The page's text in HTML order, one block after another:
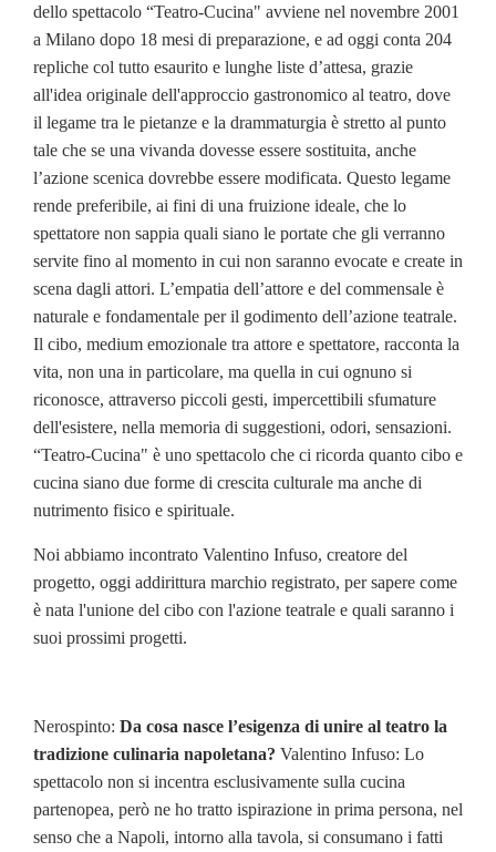
dello spettacolo “Teatro-Cucina" avviene nel novembre 2001
a Milano dopo 18 mesi di preparazione, e ad oggi conta 204
repliche col tutto esaurito e lunghe liste d’attesa, grazie
all'idea originale dell'approccio gastronomico al teatro, dove
il legame tra le pietanze e la drammaturgia è stretto al punto
tale che se una vivanda dovesse essere sostituita, anche
l’azione scenica dovrebbe essere modificata. Questo legame
rende preferibile, ai fini di una fruizione ideale, che lo
spettatore non sappia quali siano le portate che gli verranno
servite fino al momento in cui non saranno evocate e create in
scena dagli attori. L’empatia dell’attore e del commensale è
naturale e fondamentale per il godimento dell’azione teatrale.
Il cibo, medium emozionale tra attore e spettatore, racconta la
vita, non una in particolare, ma quella in cui ognuno si
riconosce, attraverso piccoli gesti, impercettibili sfumature
dell'esistere, nella memoria di suggestioni, odori, sensazioni.
“Teatro-Cucina" è uno spettacolo che ci ricorda quanto cibo e
cucina siano due forme di crescita culturale ma anche di
nutrimento fisico e spirituale.
Noi abbiamo incontrato Valentino Infuso, creatore del
progetto, oggi addirittura marchio registrato, per sapere come
è nata l'unione del cibo con l'azione teatrale e quali saranno i
suoi prossimi progetti.
Nerospinto: Da cosa nasce l’esigenza di unire al teatro la
tradizione culinaria napoletana? Valentino Infuso: Lo
spettacolo non si incentra esclusivamente sulla cucina
partenopea, però ne ho tratto ispirazione in prima persona, nel
senso che a Napoli, intorno alla tavola, si consumano i fatti